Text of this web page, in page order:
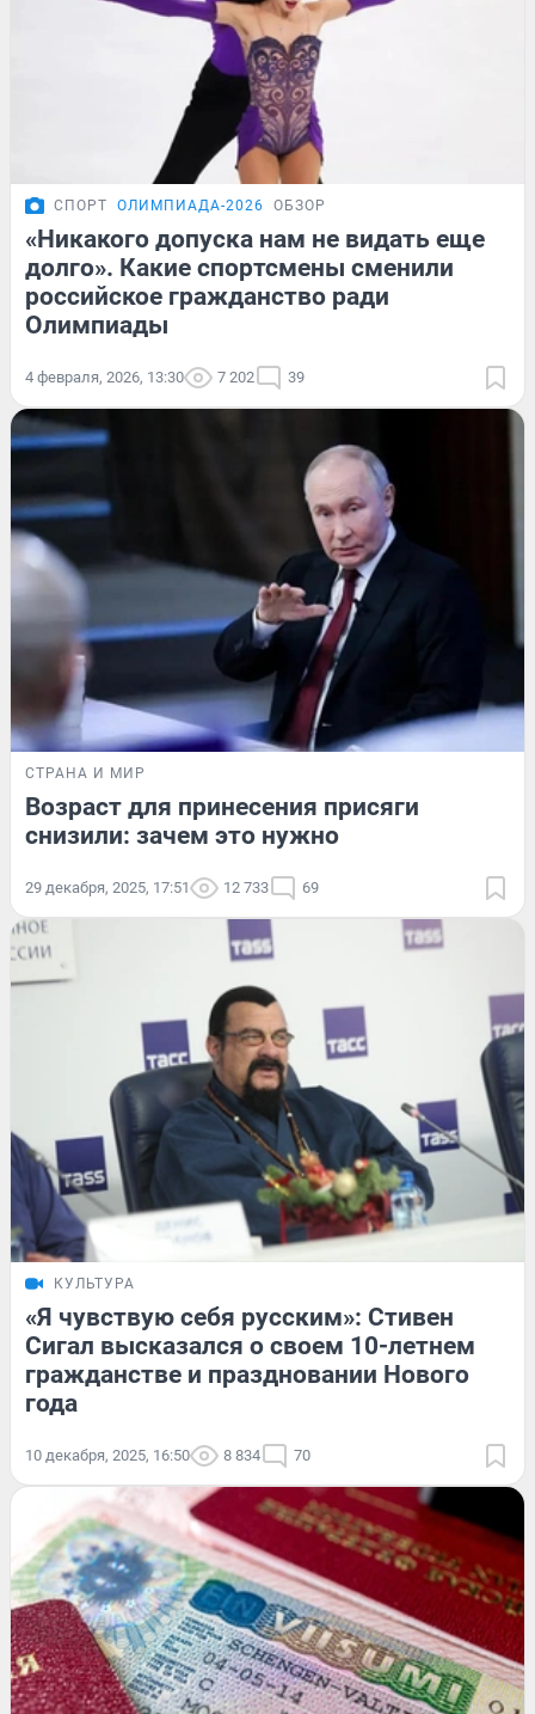
СПОРТ ОЛИМПИАДА-2026 ОБЗОР
«Никакого допуска нам не видать еще
долго». Какие спортсмены сменили
российское гражданство ради
Олимпиады
4 февраля, 2026, 13:30 7 202 39
СТРАНА И МИР
Возраст для принесения присяги
снизили: зачем это нужно
29 декабря, 2025, 17:51 12 733 69
КУЛЬТУРА
«Я чувствую себя русским»: Стивен
Сигал высказался о своем 10-летнем
гражданстве и праздновании Нового
года
10 декабря, 2025, 16:50 8 834 70